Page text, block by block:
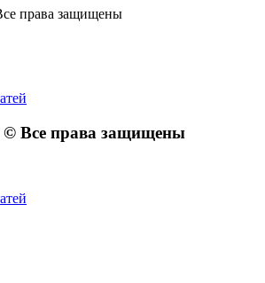
права защищены
© Все права защищены